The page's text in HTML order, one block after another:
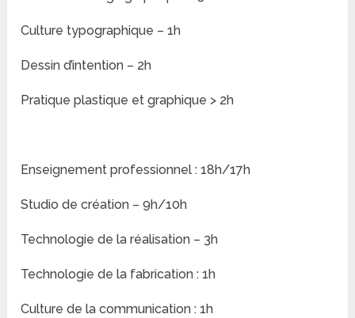
Culture typographique – 1h
Dessin d’intention – 2h
Pratique plastique et graphique > 2h
Enseignement professionnel : 18h/17h
Studio de création – 9h/10h
Technologie de la réalisation – 3h
Technologie de la fabrication : 1h
Culture de la communication : 1h